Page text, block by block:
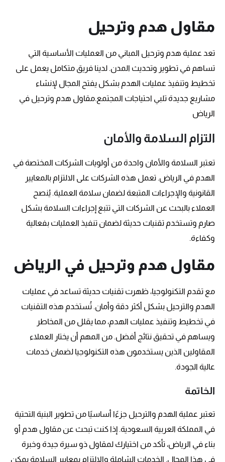
مقاول هدم وترحيل
تعد عملية هدم وترحيل المباني من العمليات الأساسية التي
تساهم في تطوير وتحديث المدن. لدينا فريق متكامل يعمل على
تخطيط وتنفيذ عمليات الهدم بشكل يفتح المجال لإنشاء
مشاريع جديدة تلبي احتياجات المجتمع.مقاول هدم وترحيل في
الرياض
التزام السلامة والأمان
تعتبر السلامة والأمان واحدة من أولويات الشركات المختصة في
الهدم في الرياض. تعمل هذه الشركات على الالتزام بالمعايير
القانونية والإجراءات المتبعة لضمان سلامة العملية. يُنصح
العملاء بالبحث عن الشركات التي تتبع إجراءات السلامة بشكل
صارم وتستخدم تقنيات حديثة لضمان تنفيذ العمليات بفعالية
وكفاءة.
مقاول هدم وترحيل في الرياض
مع تقدم التكنولوجيا، ظهرت تقنيات حديثة تساعد في عمليات
الهدم والترحيل بشكل أكثر دقة وأمان. تُستخدم هذه التقنيات
في تخطيط وتنفيذ عمليات الهدم، مما يقلل من المخاطر
ويساهم في تحقيق نتائج أفضل. من المهم أن يختار العملاء
المقاولين الذين يستخدمون هذه التكنولوجيا لضمان خدمات
عالية الجودة.
الخاتمة
تعتبر عملية الهدم والترحيل جزءًا أساسيًا من تطوير البنية التحتية
في المملكة العربية السعودية. إذا كنت تبحث عن مقاول هدم أو
بناء في الرياض، تأكد من اختيارك لمقاول ذو سيرة جيدة وخبرة
في هذا المجال. الخدمات الشاملة والالتزام بمعايير السلامة يمكن